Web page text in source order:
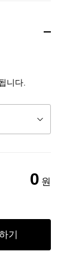
니다.
0 원
기